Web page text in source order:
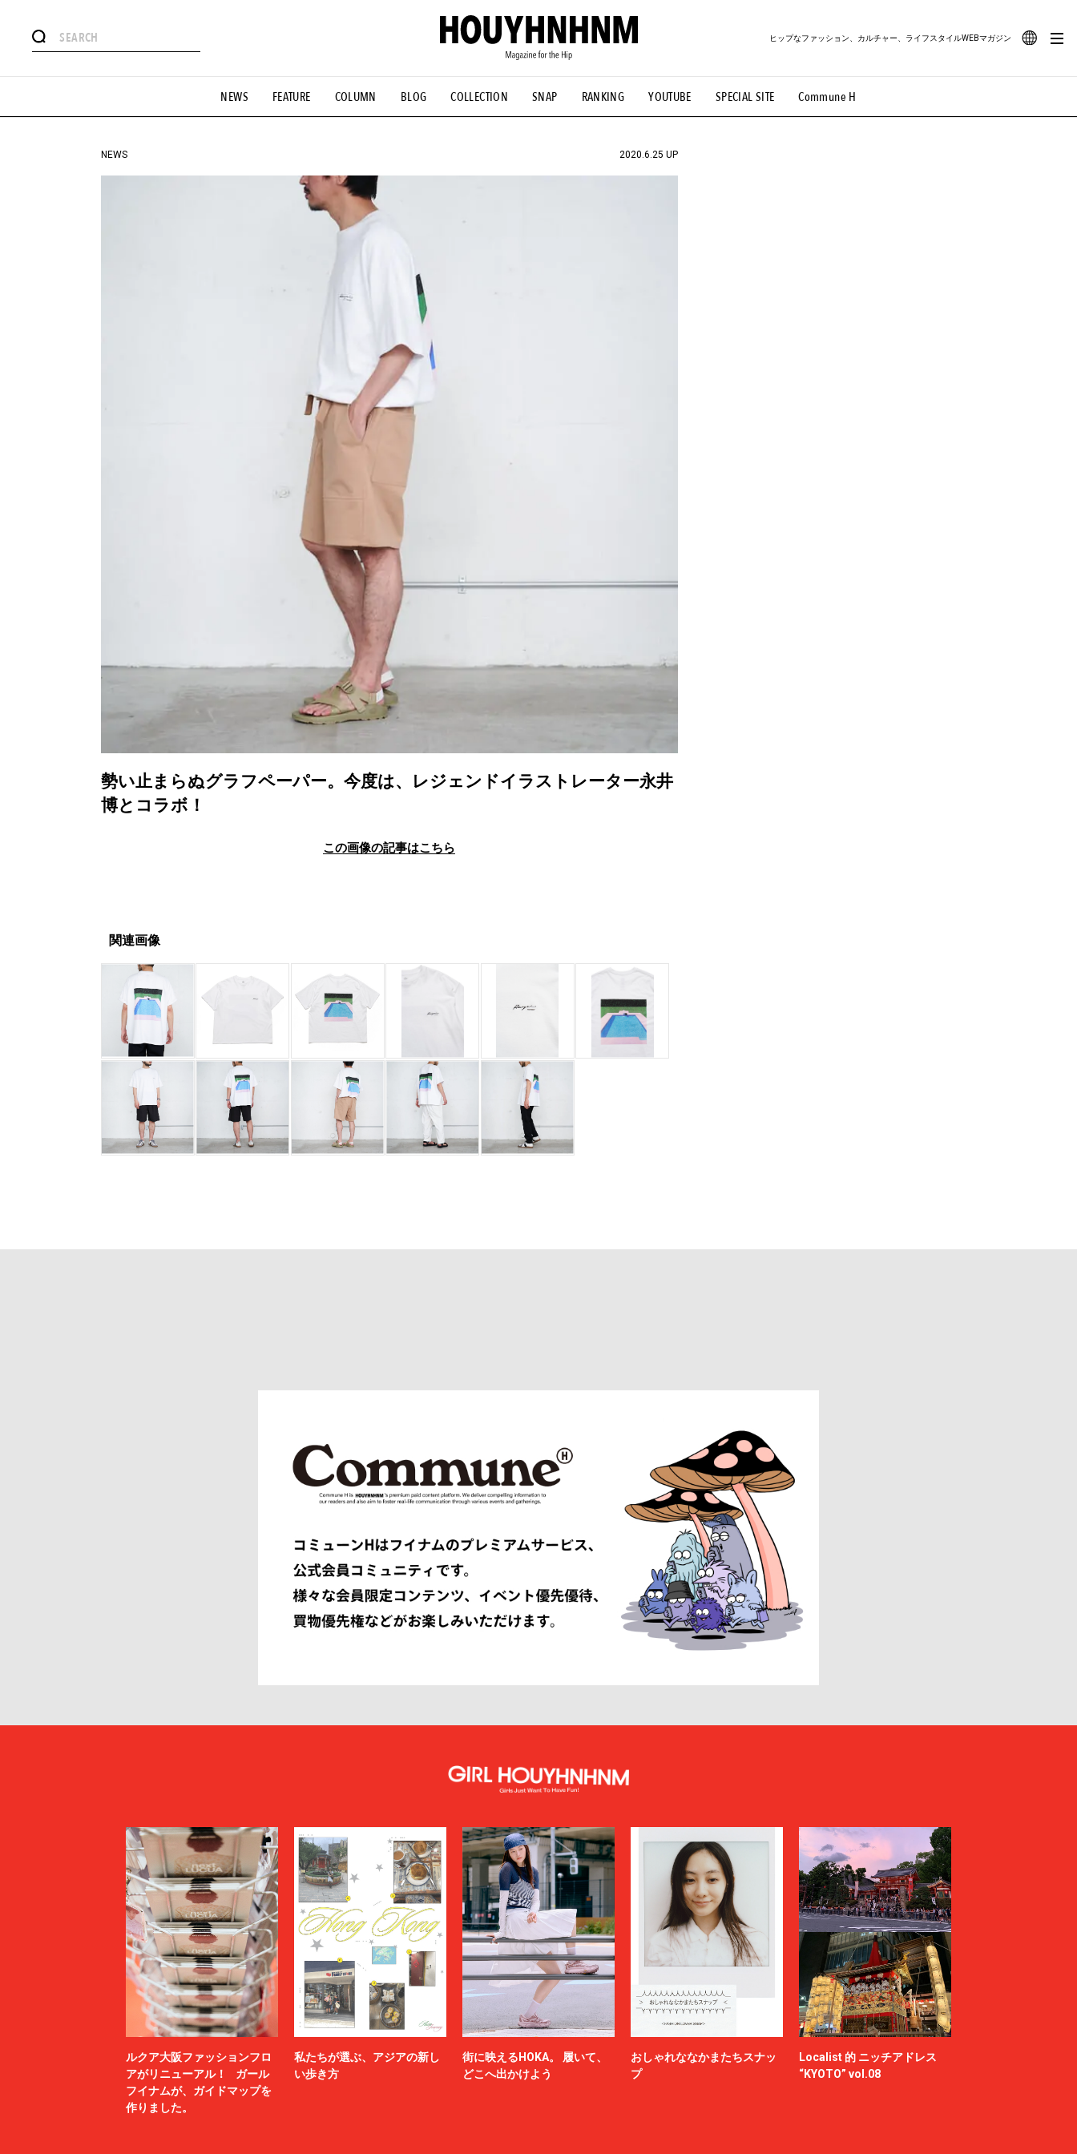
NEWS FEATURE COLUMN BLOG COLLECTION SNAP RANKING YOUTUBE SPECIAL SITE Commune H
ヒップなファッション、カルチャー、ライフスタイルWEBマガジン
#憧れの逸品 #ESSENTIAL DESIGNS #古着サミット #NEW VINTAGE #マイナーグッド図鑑 #路地裏てぃーん。 #MONTHLY JOURNAL
#GH 銘品の所以 #フイナムのYouTube #Commune H #FOCUS IT #AH.H #ととけん #FASHION #MUSIC #MOVIE #LIFESTYLE #SNEAKER #OUTDOOR
#HANDSOME HANDBOOK
NEWS 2020.6.25 UP
勢い止まらぬグラフペーパー。今度は、レジェンドイラストレーター永井
博とコラボ！
この画像の記事はこちら
関連画像
ルクア大阪ファッションフロ
アがリニューアル！ ガール
フイナムが、ガイドマップを
作りました。
私たちが選ぶ、アジアの新し
い歩き方
街に映えるHOKA。 履いて、
どこへ出かけよう
おしゃれななかまたちスナッ
プ
Localist 的 ニッチアドレス
“KYOTO” vol.08